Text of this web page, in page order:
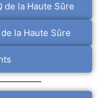
de la Haute Sûre
la Haute Sûre